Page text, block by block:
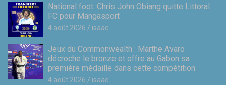
National foot: Chris John Obiang quitte Littoral
FC pour Mangasport
4 août 2026 isaac
Jeux du Commonwealth : Marthe Avaro
décroche le bronze et offre au Gabon sa
première médaille dans cette compétition
4 août 2026 isaac